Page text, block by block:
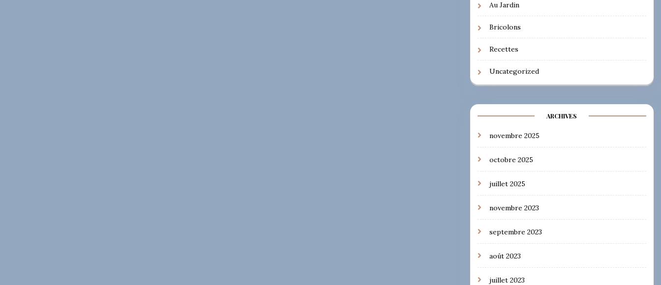
Au Jardin
Bricolons
Recettes
Uncategorized
ARCHIVES
novembre 2025
octobre 2025
juillet 2025
novembre 2023
septembre 2023
août 2023
juillet 2023